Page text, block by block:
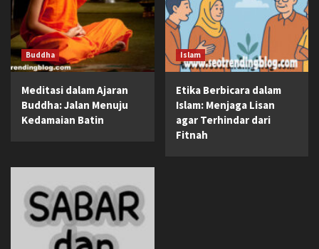
Buddha
Meditasi dalam Ajaran
Buddha: Jalan Menuju
Kedamaian Batin
Islam
Etika Berbicara dalam
Islam: Menjaga Lisan
agar Terhindar dari
Fitnah